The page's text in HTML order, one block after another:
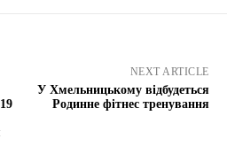
NEXT ARTICLE
У Хмельницькому відбудеться
Родинне фітнес тренування